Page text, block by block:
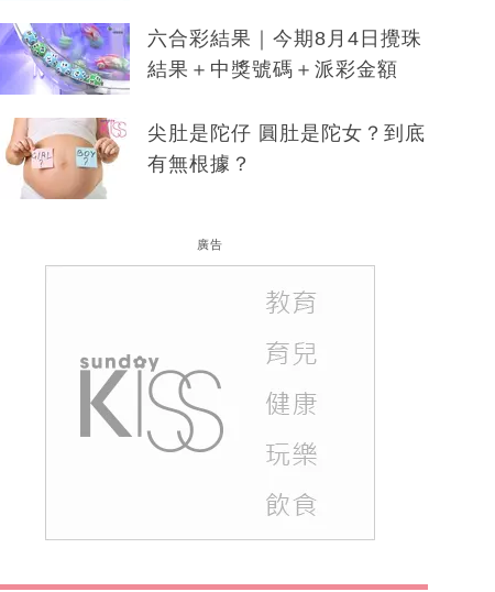
六合彩結果｜今期8月4日攪珠
結果＋中獎號碼＋派彩金額
尖肚是陀仔 圓肚是陀女？到底
有無根據？
廣告